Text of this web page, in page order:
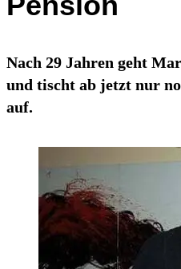
Nach 29 Jahren geht
und tischt ab jetzt nur
auf.